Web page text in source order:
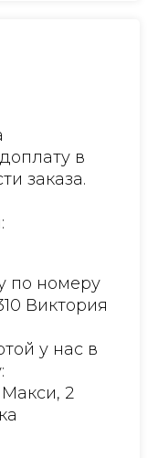
в
заказа.
по номеру
Виктория
у нас в
2